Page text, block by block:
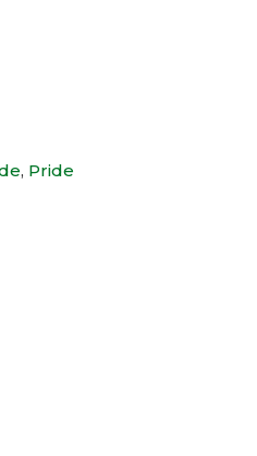
, Pride